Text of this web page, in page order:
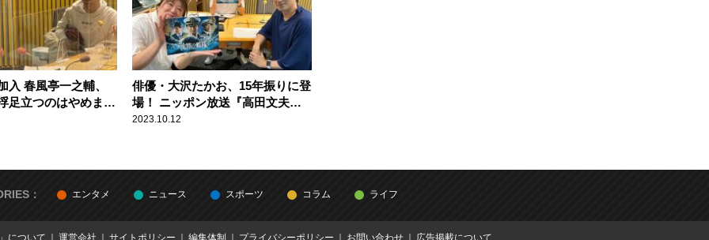
入 春風亭一之輔、
足立つのはやめまし
俳優・大沢たかお、15年振りに登
場！ ニッポン放送『高田文夫の
ラジオビバリー昼ズ』
2023.10.12
： エンタメ ニュース スポーツ コラム ライフ
について 運営会社 サイトポリシー 編集体制 プライバシーポリシー お問い合わせ 広告掲載について